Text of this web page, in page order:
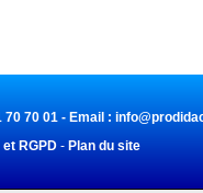
70 70 01 - Email :
RGPD - Plan du site